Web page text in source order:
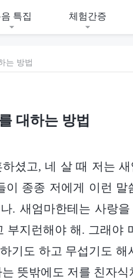
특집 체험간증
는 방법
대하는 방법
셨고, 네 살 때 저는 새
종종 저에게 이런 말
. 새엄마한테는 사랑
지런해야 해. 그래야
기도 하고 무섭기도 해
뜻밖에도 저를 친자식